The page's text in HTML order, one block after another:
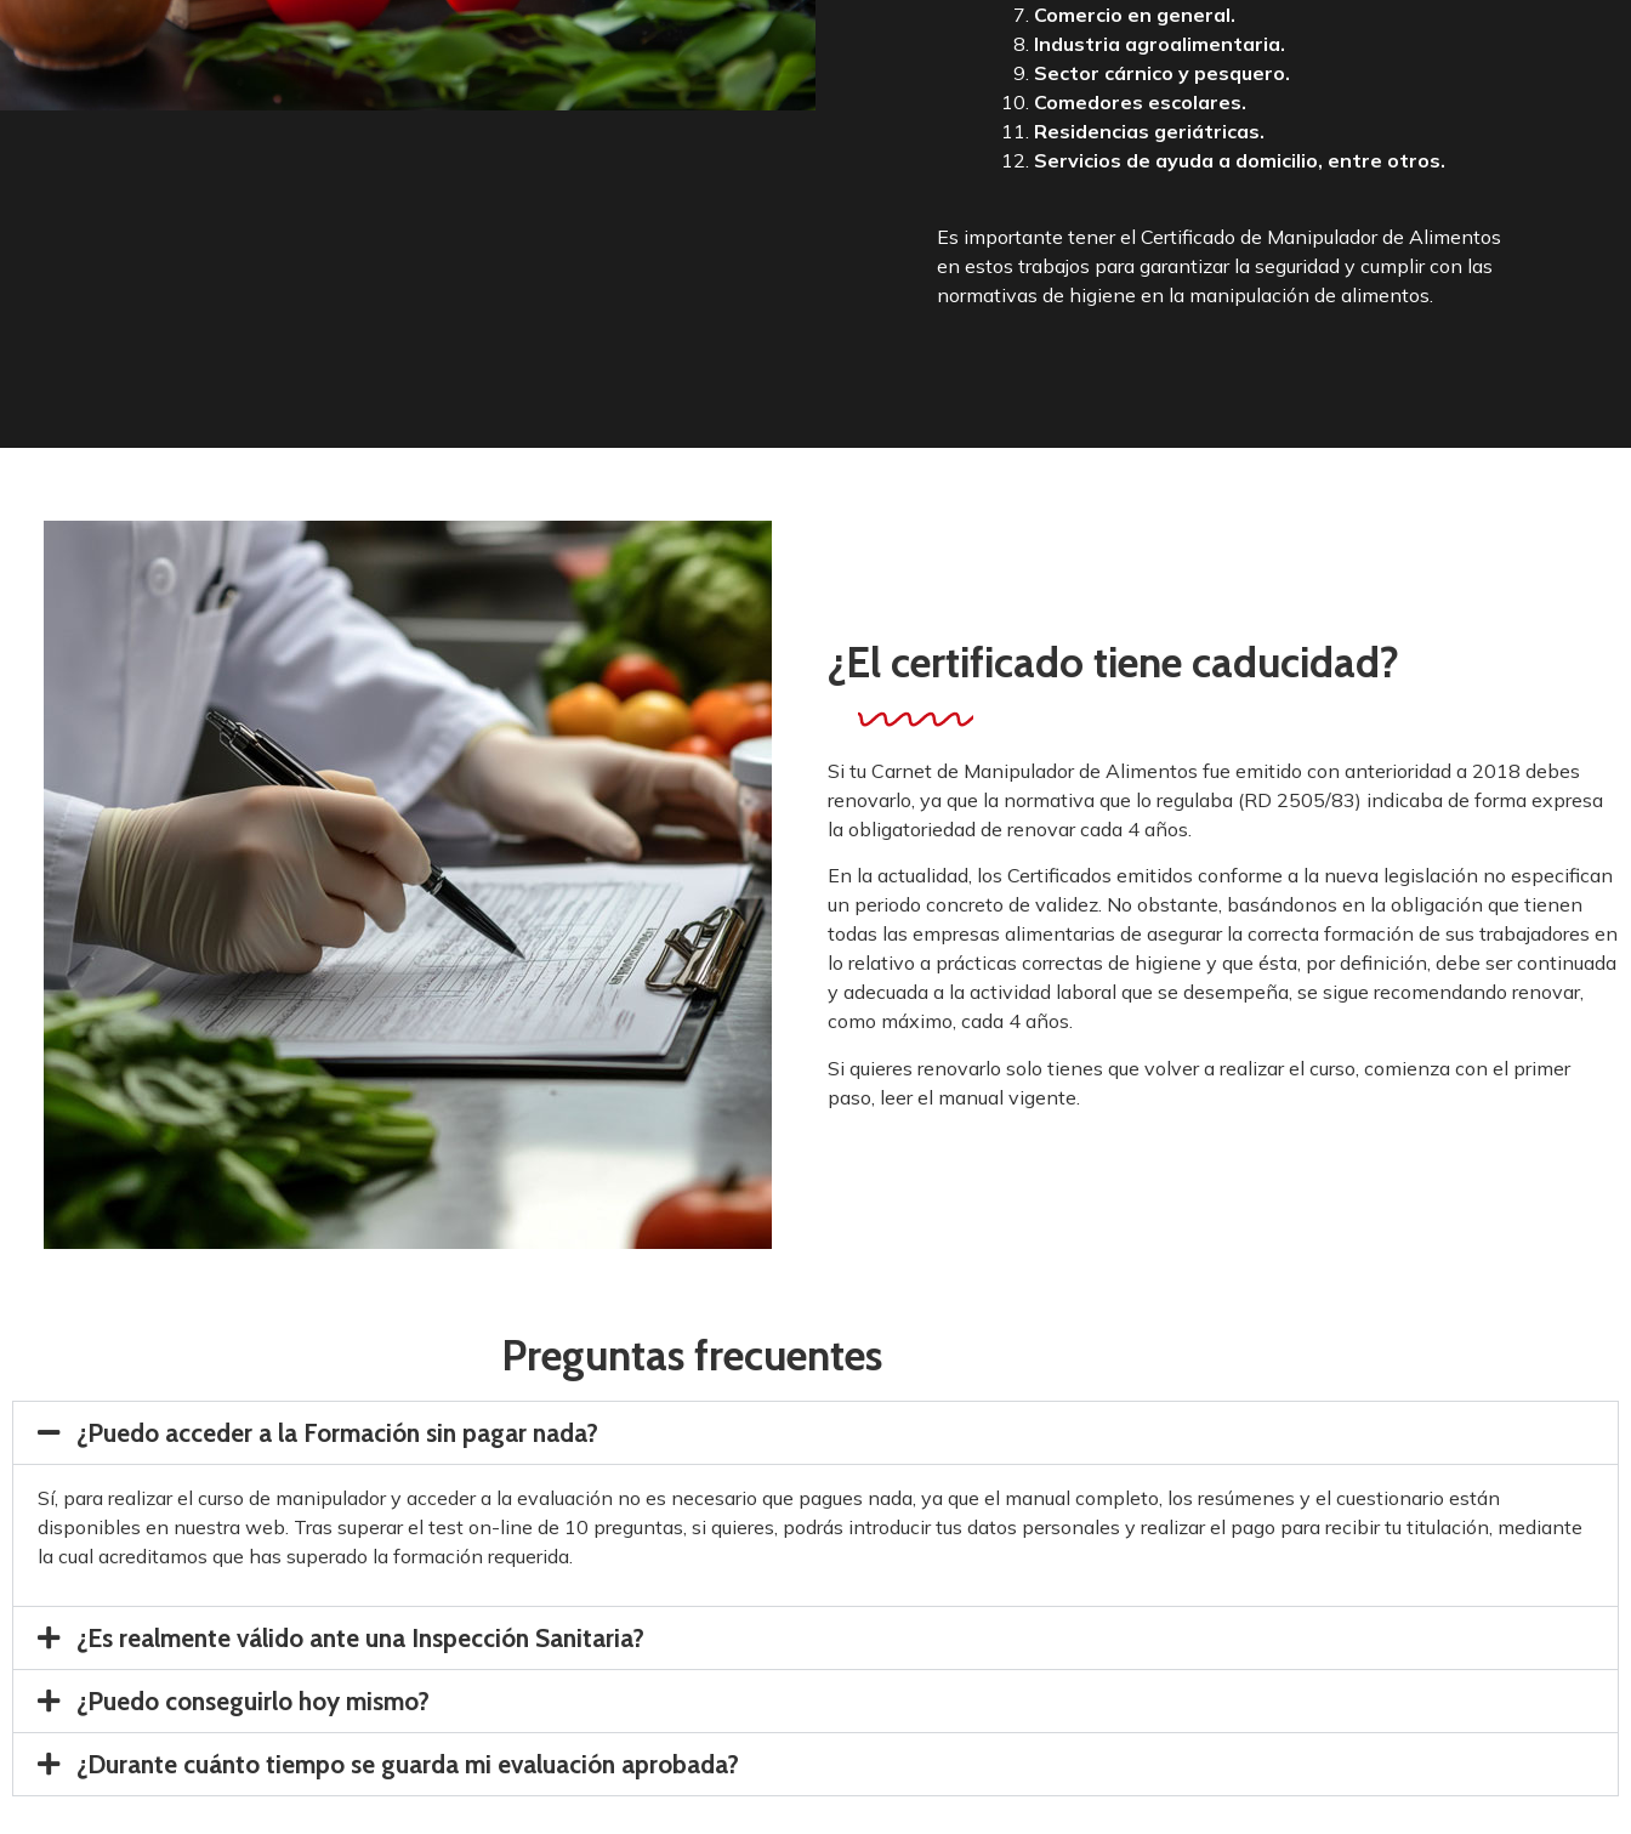
Comercio en general.
Industria agroalimentaria.
Sector cárnico y pesquero.
Comedores escolares.
Residencias geriátricas.
Servicios de ayuda a domicilio, entre otros.
Es importante tener el Certificado de Manipulador de Alimentos
en estos trabajos para garantizar la seguridad y cumplir con las
normativas de higiene en la manipulación de alimentos.
¿El certificado tiene caducidad?
Si tu Carnet de Manipulador de Alimentos fue emitido con anterioridad a 2018 debes
renovarlo, ya que la normativa que lo regulaba (RD 2505/83) indicaba de forma expresa
la obligatoriedad de renovar cada 4 años.
En la actualidad, los Certificados emitidos conforme a la nueva legislación no especifican
un periodo concreto de validez. No obstante, basándonos en la obligación que tienen
todas las empresas alimentarias de asegurar la correcta formación de sus trabajadores en
lo relativo a prácticas correctas de higiene y que ésta, por definición, debe ser continuada
y adecuada a la actividad laboral que se desempeña, se sigue recomendando renovar,
como máximo, cada 4 años.
Si quieres renovarlo solo tienes que volver a realizar el curso, comienza con el primer
paso, leer el manual vigente.
Preguntas frecuentes
¿Puedo acceder a la Formación sin pagar nada?
Sí, para realizar el curso de manipulador y acceder a la evaluación no es necesario que pagues nada, ya que el manual completo, los resúmenes y el cuestionario están
disponibles en nuestra web. Tras superar el test on-line de 10 preguntas, si quieres, podrás introducir tus datos personales y realizar el pago para recibir tu titulación, mediante
la cual acreditamos que has superado la formación requerida.
¿Es realmente válido ante una Inspección Sanitaria?
¿Puedo conseguirlo hoy mismo?
¿Durante cuánto tiempo se guarda mi evaluación aprobada?